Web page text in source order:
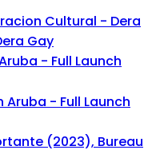
Cultural - Dera
Gay
- Full Launch